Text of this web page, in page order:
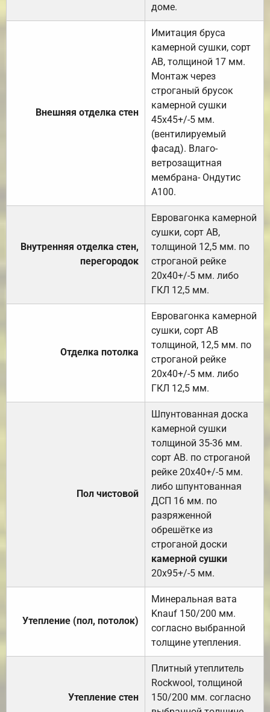
доме.
Внешняя отделка стен
Имитация бруса
камерной сушки, сорт
АВ, толщиной 17 мм.
Монтаж через
строганый брусок
камерной сушки
45х45+/-5 мм.
(вентилируемый
фасад). Влаго-
ветрозащитная
мембрана- Ондутис
А100.
Внутренняя отделка стен,
перегородок
Евровагонка камерной
сушки, сорт АВ,
толщиной 12,5 мм. по
строганой рейке
20х40+/-5 мм. либо
ГКЛ 12,5 мм.
Отделка потолка
Евровагонка камерной
сушки, сорт АВ
толщиной, 12,5 мм. по
строганой рейке
20х40+/-5 мм. либо
ГКЛ 12,5 мм.
Пол чистовой
Шпунтованная доска
камерной сушки
толщиной 35-36 мм.
сорт АВ. по строганой
рейке 20х40+/-5 мм.
либо шпунтованная
ДСП 16 мм. по
разряженной
обрешётке из
строганой доски
камерной сушки
20х95+/-5 мм.
Утепление (пол, потолок)
Минеральная вата
Knauf 150/200 мм.
согласно выбранной
толщине утепления.
Утепление стен
Плитный утеплитель
Rockwool, толщиной
150/200 мм. согласно